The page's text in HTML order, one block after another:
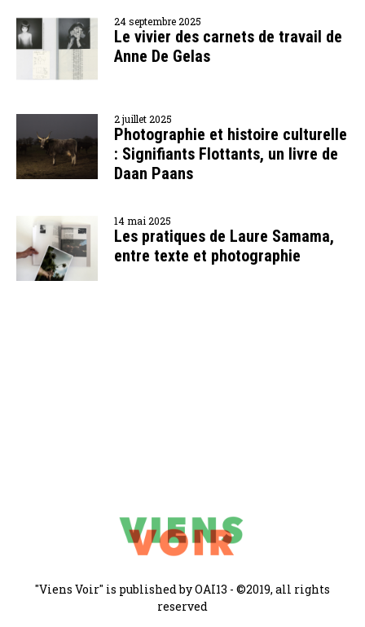
24 septembre 2025
Le vivier des carnets de travail de
Anne De Gelas
2 juillet 2025
Photographie et histoire culturelle
: Signifiants Flottants, un livre de
Daan Paans
14 mai 2025
Les pratiques de Laure Samama,
entre texte et photographie
"Viens Voir" is published by OAI13 - ©2019, all rights
reserved